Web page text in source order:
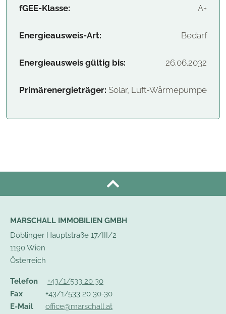
fGEE-Klasse: A+
Energieausweis-Art: Bedarf
Energieausweis gültig bis: 26.06.2032
Primärenergieträger: Solar, Luft-Wärmepumpe
MARSCHALL IMMOBILIEN GMBH
Döblinger Hauptstraße 17/III/2
1190 Wien
Österreich
Telefon
+43/1/533 20 30
Fax
+43/1/533 20 30-30
E-Mail
office@marschall.at